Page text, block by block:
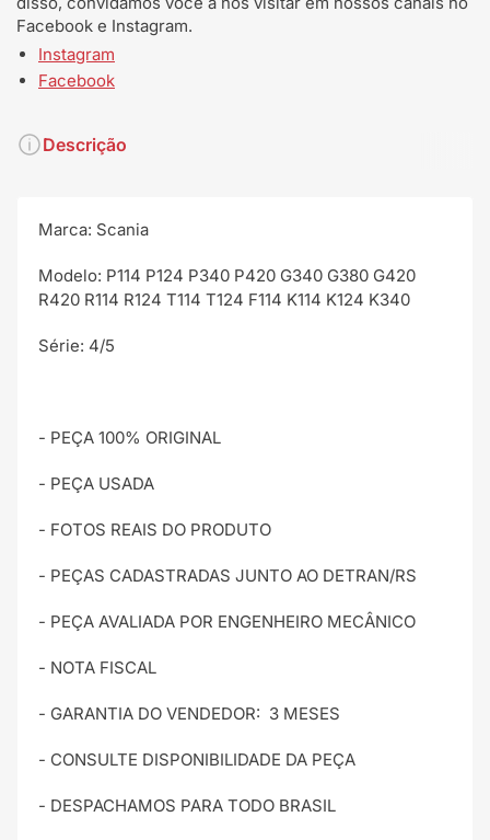
Facebook e Instagram.
Instagram
Facebook
Descrição
Marca: Scania
Modelo: P114 P124 P340 P420 G340 G380 G420
R420 R114 R124 T114 T124 F114 K114 K124 K340
Série: 4/5
- PEÇA 100% ORIGINAL
- PEÇA USADA
- FOTOS REAIS DO PRODUTO
- PEÇAS CADASTRADAS JUNTO AO DETRAN/RS
- PEÇA AVALIADA POR ENGENHEIRO MECÂNICO
- NOTA FISCAL
- GARANTIA DO VENDEDOR: 3 MESES
- CONSULTE DISPONIBILIDADE DA PEÇA
- DESPACHAMOS PARA TODO BRASIL